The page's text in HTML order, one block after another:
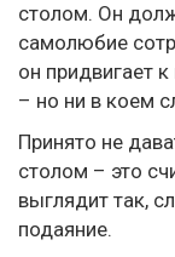
столом. Он
самолюбие
он придвигает
– но ни в коем
Принято не
столом – это
выглядит так,
подаяние.